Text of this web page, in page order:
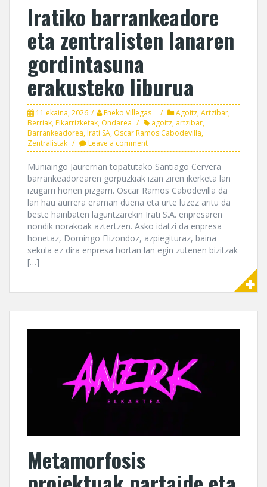
Iratiko barrankeadore
eta zentralisten lanaren
gordintasuna
erakusteko liburua
11 ekaina, 2026 Eneko Villegas Agoitz,Artzibar,
Berriak,Elkarrizketak, Ondarea agoitz, artzibar,
Barrankeadorea,Irati SA, Oscar Ramos Cabodevilla,
Zentralistak
Leave a comment
Muniaingo Jaurerrian topatutako Santiago Cervera
barrankeadorearen gorpuzkiak izan ziren ikerketa lan
izugarri honen pizgarri. Oscar Ramos Cabodevilla da
lan hau aurrera eraman duena eta urte luzez aritu da
beste hainbaten laguntzarekin Irati S.A. enpresaren
nondik norakoak aztertzen. Asko idatzi da enpresa
honetaz, Domingo Elizondoz, azpiegituraz, baina
sekula ez dira enpresa hortan lan egin zutenen bizitzak
[…]
Metamorfosis